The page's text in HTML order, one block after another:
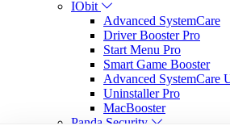
IObit
Advanced SystemCare
Driver Booster Pro
Start Menu Pro
Smart Game Booster
Advanced SystemCare
Uninstaller Pro
MacBooster
Panda Security